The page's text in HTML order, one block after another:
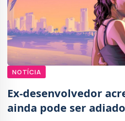
NOTÍCIA
Ex-desenvolvedor
ainda pode ser adiado